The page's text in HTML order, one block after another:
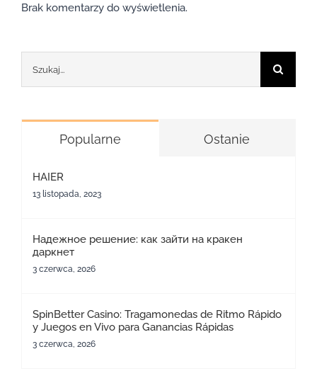
Brak komentarzy do wyświetlenia.
Szukaj
Popularne Ostanie
HAIER
13 listopada, 2023
Надежное решение: как зайти на кракен
даркнет
3 czerwca, 2026
SpinBetter Casino: Tragamonedas de Ritmo Rápido
y Juegos en Vivo para Ganancias Rápidas
3 czerwca, 2026